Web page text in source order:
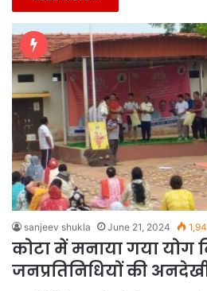
sanjeev shukla June 21, 2024
कोटा में मनाया गया योग
जनप्रतिनिधियों की